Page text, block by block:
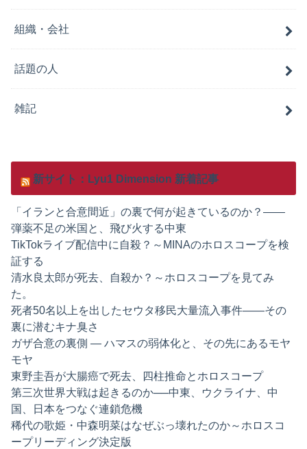
組織・会社
話題の人
雑記
新サイト：Lyu1 Dimension 新着記事
「イランと合意間近」の裏で何が起きているのか？——
弾薬不足の米国と、飛び火する中東
TikTokライブ配信中に自殺？～MINAのホロスコープを検
証する
清水良太郎が死去、自殺か？～ホロスコープを見てみ
た。
死者50名以上を出したセウタ移民大量流入事件——その
裏に潜むキナ臭さ
ガザ合意の裏側 ― ハマスの弱体化と、その先にあるモヤ
モヤ
東野圭吾が大腸癌で死去、四柱推命とホロスコープ
第三次世界大戦は起きるのか──中東、ウクライナ、中
国、日本をつなぐ連鎖危機
稀代の歌姫・中森明菜はなぜぶっ壊れたのか～ホロスコ
ープリーディング決定版